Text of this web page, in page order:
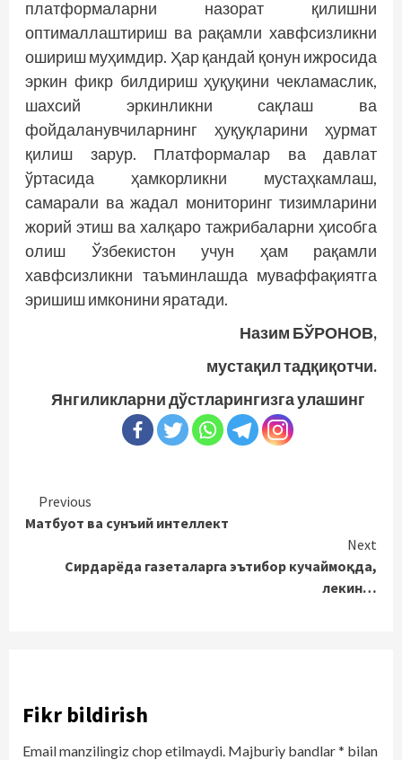
платформаларни назорат қилишни
оптималлаштириш ва рақамли хавфсизликни
ошириш муҳимдир. Ҳар қандай қонун ижросида
эркин фикр билдириш ҳуқуқини чекламаслик,
шахсий эркинликни сақлаш ва
фойдаланувчиларнинг ҳуқуқларини ҳурмат
қилиш зарур. Платформалар ва давлат
ўртасида ҳамкорликни мустаҳкамлаш,
самарали ва жадал мониторинг тизимларини
жорий этиш ва халқаро тажрибаларни ҳисобга
олиш Ўзбекистон учун ҳам рақамли
хавфсизликни таъминлашда муваффақиятга
эришиш имконини яратади.
Назим БЎРОНОВ,
мустақил тадқиқотчи.
Янгиликларни дўстларингизга улашинг
Continue
Reading
Previous
Матбуот ва сунъий интеллект
Next
Сирдарёда газеталарга эътибор кучаймоқда,
лекин…
Fikr bildirish
Email manzilingiz chop etilmaydi. Majburiy bandlar* bilan